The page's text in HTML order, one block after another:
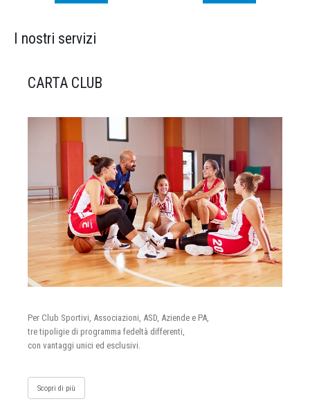
I nostri servizi
CARTA CLUB
Per Club Sportivi, Associazioni, ASD, Aziende e PA,
tre tipoligie di programma fedeltà differenti,
con vantaggi unici ed esclusivi.
Scopri di più